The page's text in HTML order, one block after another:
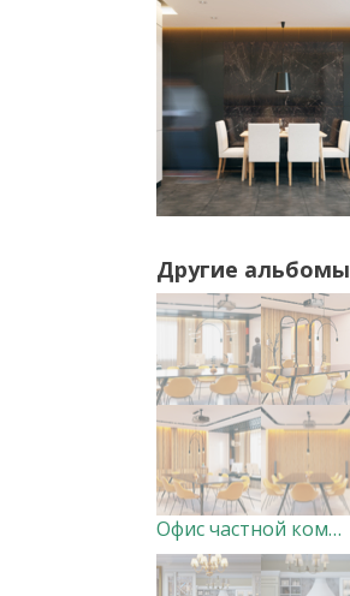
Другие альбомы
Офис частной компании в г. Уфа.